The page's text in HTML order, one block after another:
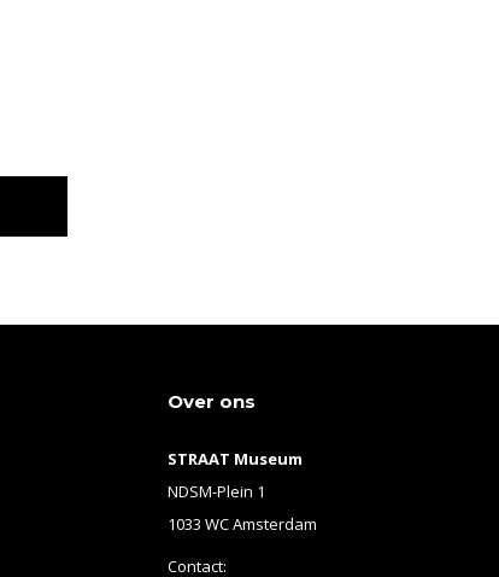
Over ons
STRAAT Museum
NDSM-Plein 1
1033 WC Amsterdam
Contact: